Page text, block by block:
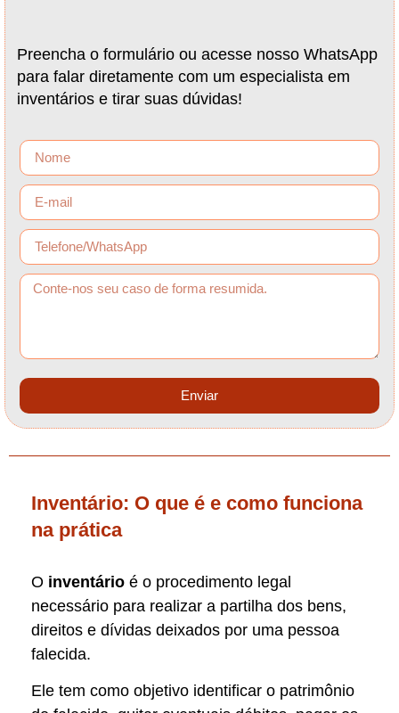
Preencha o formulário ou acesse nosso WhatsApp
para falar diretamente com um especialista em
inventários e tirar suas dúvidas!
Enviar
Inventário: O que é e como funciona
na prática
O inventário é o procedimento legal
necessário para realizar a partilha dos bens,
direitos e dívidas deixados por uma pessoa
falecida.
Ele tem como objetivo identificar o patrimônio